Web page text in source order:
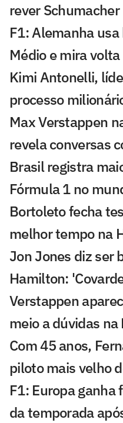
rever Schumacher
F1: Alemanha
Médio e mira
Kimi Antonelli,
processo
Max Verstappen
revela conversas
Brasil registra
Fórmula 1 no
Bortoleto fecha
melhor tempo na
Jon Jones diz ser
Hamilton:
Verstappen
meio a dúvidas na
Com 45 anos,
piloto mais velho
F1: Europa ganha
da temporada